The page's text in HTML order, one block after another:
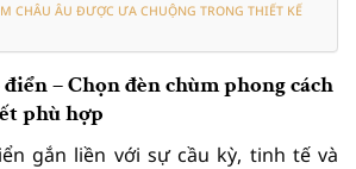
CHÂU ÂU ĐƯỢC ƯA CHUỘNG TRONG THIẾT KẾ
– Chọn đèn chùm phong cách
phù hợp
gắn liền với sự cầu kỳ, tinh tế và